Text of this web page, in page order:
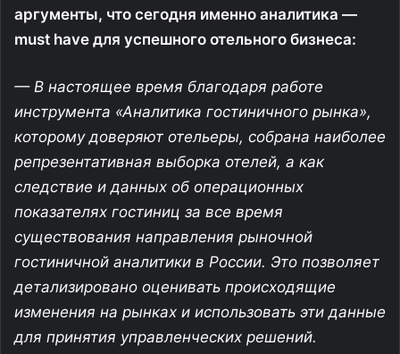
аргументы, что сегодня именно аналитика —
must have для успешного отельного бизнеса:
— В настоящее время благодаря работе
инструмента «Аналитика гостиничного рынка»,
которому доверяют отельеры, собрана наиболее
репрезентативная выборка отелей, а как
следствие и данных об операционных
показателях гостиниц за все время
существования направления рыночной
гостиничной аналитики в России. Это позволяет
детализировано оценивать происходящие
изменения на рынках и использовать эти данные
для принятия управленческих решений.